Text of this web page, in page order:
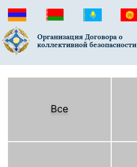
Организация Договора о
коллективной безопасности
Все